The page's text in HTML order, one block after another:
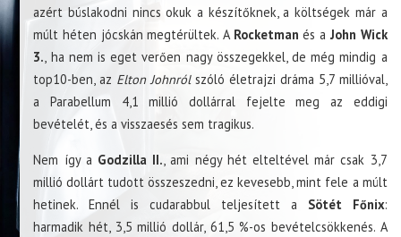
azért búslakodni nincs okuk a készítőknek, a költségek már a
múlt héten jócskán megtérültek. A Rocketman és a John Wick
3., ha nem is eget verően nagy összegekkel, de még mindig a
top10-ben, az Elton Johnrólszóló életrajzi dráma 5,7 millióval,
a Parabellum 4,1 millió dollárral fejelte meg az eddigi
bevételét, és a visszaesés sem tragikus.
Nem így a Godzilla II., ami négy hét elteltével már csak 3,7
millió dollárt tudott összeszedni, ez kevesebb, mint fele a múlt
hetinek. Ennél is cudarabbul teljesített a Sötét Főnix:
harmadik hét, 3,5 millió dollár, 61,5 %-os bevételcsökkenés. A